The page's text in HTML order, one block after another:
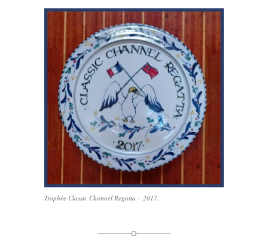
Trophée Classic Channel Regatta – 2017.